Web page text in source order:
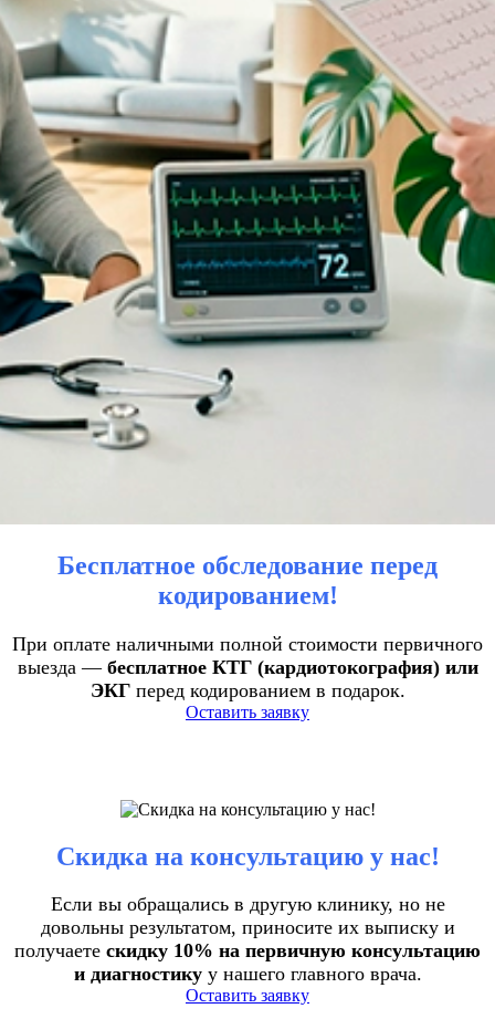
Акции и спецпредложения
Бесплатное обследование перед
кодированием!
При оплате наличными полной стоимости первичного
выезда — бесплатное КТГ (кардиотокография) или
ЭКГперед кодированием в подарок.
Оставить заявку
Скидка на консультацию у нас!
Если вы обращались в другую клинику, но не
довольны результатом, приносите их выписку и
получаете скидку 10% на первичную консультацию
и диагностикуу нашего главного врача.
Оставить заявку